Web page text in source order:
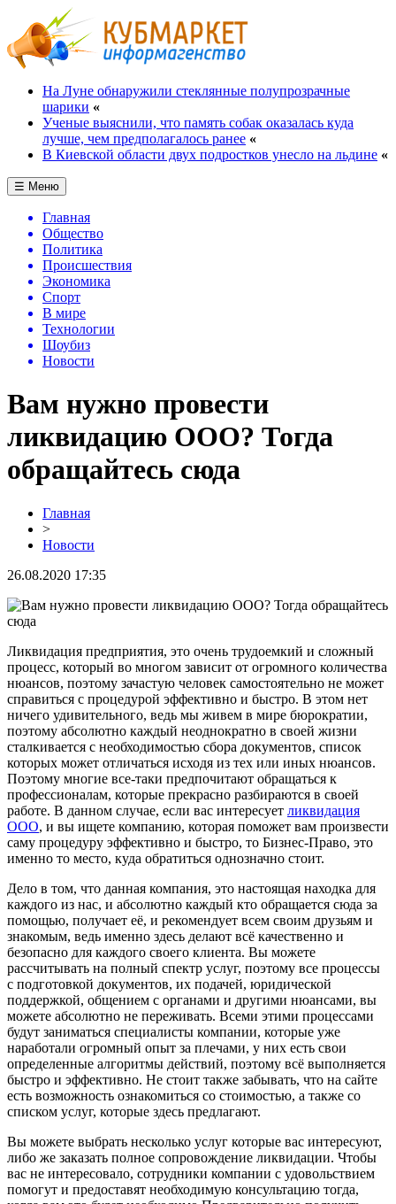
На Луне обнаружили стеклянные полупрозрачные
шарики «
Ученые выяснили, что память собак оказалась куда
лучше, чем предполагалось ранее «
В Киевской области двух подростков унесло на льдине «
☰ Меню
Главная
Общество
Политика
Происшествия
Экономика
Спорт
В мире
Технологии
Шоубиз
Новости
Вам нужно провести
ликвидацию ООО? Тогда
обращайтесь сюда
Главная
>
Новости
26.08.2020 17:35
Ликвидация предприятия, это очень трудоемкий и сложный
процесс, который во многом зависит от огромного количества
нюансов, поэтому зачастую человек самостоятельно не может
справиться с процедурой эффективно и быстро. В этом нет
ничего удивительного, ведь мы живем в мире бюрократии,
поэтому абсолютно каждый неоднократно в своей жизни
сталкивается с необходимостью сбора документов, список
которых может отличаться исходя из тех или иных нюансов.
Поэтому многие все-таки предпочитают обращаться к
профессионалам, которые прекрасно разбираются в своей
работе. В данном случае, если вас интересует ликвидация
ООО, и вы ищете компанию, которая поможет вам произвести
саму процедуру эффективно и быстро, то Бизнес-Право, это
именно то место, куда обратиться однозначно стоит.
Дело в том, что данная компания, это настоящая находка для
каждого из нас, и абсолютно каждый кто обращается сюда за
помощью, получает её, и рекомендует всем своим друзьям и
знакомым, ведь именно здесь делают всё качественно и
безопасно для каждого своего клиента. Вы можете
рассчитывать на полный спектр услуг, поэтому все процессы
с подготовкой документов, их подачей, юридической
поддержкой, общением с органами и другими нюансами, вы
можете абсолютно не переживать. Всеми этими процессами
будут заниматься специалисты компании, которые уже
наработали огромный опыт за плечами, у них есть свои
определенные алгоритмы действий, поэтому всё выполняется
быстро и эффективно. Не стоит также забывать, что на сайте
есть возможность ознакомиться со стоимостью, а также со
списком услуг, которые здесь предлагают.
Вы можете выбрать несколько услуг которые вас интересуют,
либо же заказать полное сопровождение ликвидации. Чтобы
вас не интересовало, сотрудники компании с удовольствием
помогут и предоставят необходимую консультацию тогда,